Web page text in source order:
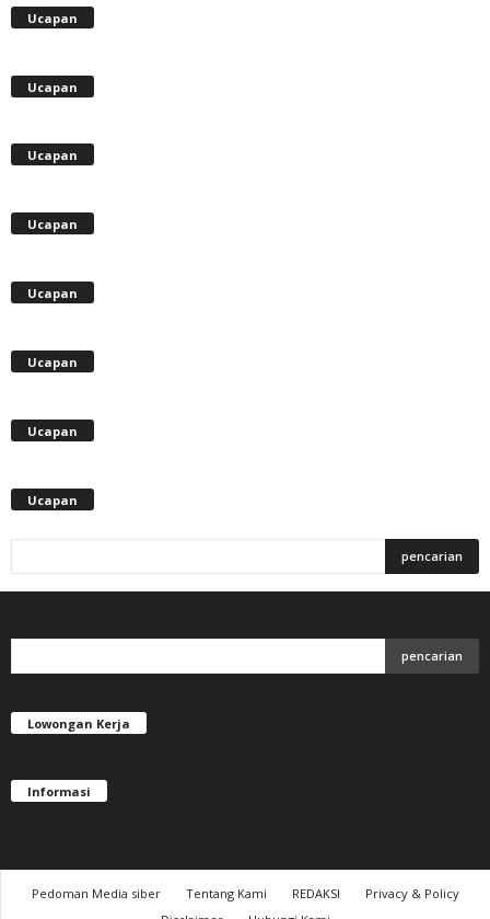
Ucapan
Ucapan
Ucapan
Ucapan
Ucapan
Ucapan
Ucapan
Ucapan
Lowongan Kerja
Informasi
Pedoman Media siber Tentang Kami REDAKSI
Privacy & Policy